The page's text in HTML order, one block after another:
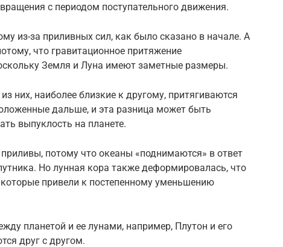
с периодом поступательного движения.
из-за приливных сил, как было сказано в начале. А
что гравитационное притяжение
Земля и Луна имеют заметные размеры.
них, наиболее близкие к другому, притягиваются
дальше, и эта разница может быть
выпуклость на планете.
потому что океаны «поднимаются» в ответ
Но лунная кора также деформировалась, что
привели к постепенному уменьшению
планетой и ее лунами, например, Плутон и его
друг с другом.